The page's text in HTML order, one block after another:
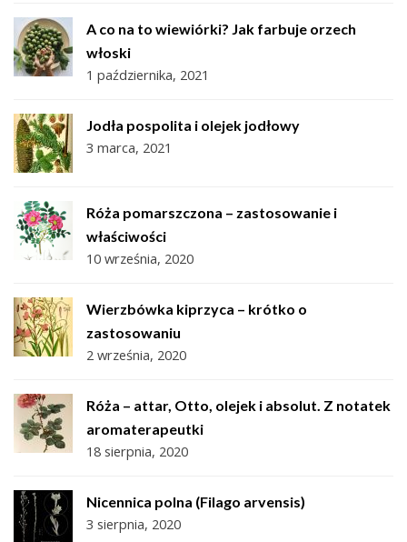
A co na to wiewiórki? Jak farbuje orzech
włoski
1 października, 2021
Jodła pospolita i olejek jodłowy
3 marca, 2021
Róża pomarszczona – zastosowanie i
właściwości
10 września, 2020
Wierzbówka kiprzyca – krótko o
zastosowaniu
2 września, 2020
Róża – attar, Otto, olejek i absolut. Z notatek
aromaterapeutki
18 sierpnia, 2020
Nicennica polna (Filago arvensis)
3 sierpnia, 2020